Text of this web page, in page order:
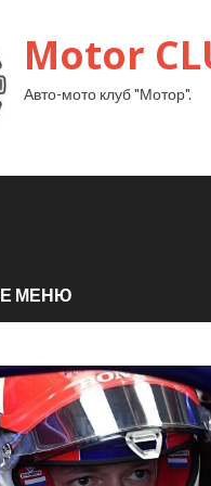
Motor
Авто-мото клуб "Мотор".
МЕНЮ